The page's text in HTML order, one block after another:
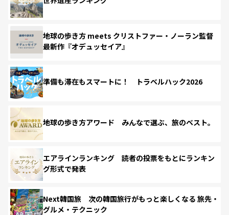
地球の歩き方 meets クリストファー・ノーラン監督
最新作『オデュッセイア』
準備も滞在もスマートに！ トラベルハック2026
地球の歩き方アワード みんなで選ぶ、旅のベスト。
エアラインランキング 読者の投票をもとにランキン
グ形式で発表
Next韓国旅 次の韓国旅行がもっと楽しくなる 旅先・
グルメ・テクニック